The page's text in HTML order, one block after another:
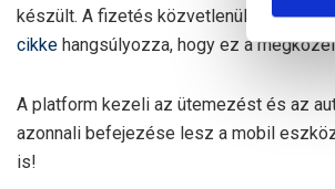
készült. A fizetés közvetlenül a
cikke hangsúlyozza, hogy ez a
A platform kezeli az ütemezést és az
azonnali befejezése lesz a mobil
is!